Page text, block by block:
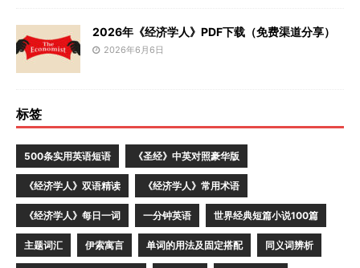
2026年《经济学人》PDF下载（免费渠道分享）
2026年6月6日
标签
500条实用英语短语 《圣经》中英对照豪华版
《经济学人》双语精读 《经济学人》常用术语
《经济学人》每日一词 一分钟英语 世界经典短篇小说100篇
主题词汇 伊索寓言 单词的用法及固定搭配 同义词辨析